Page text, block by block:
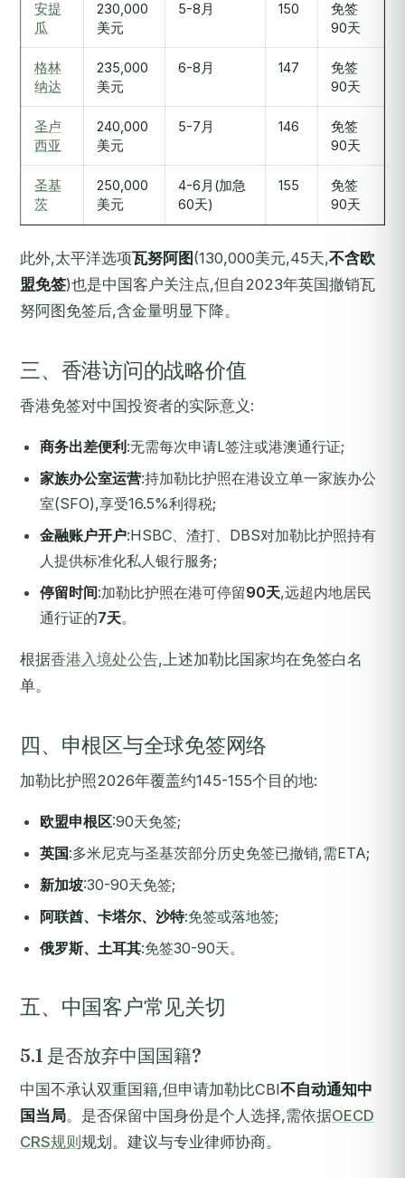
安提
瓜
230,000
美元
5-8月 150
免签
90天
格林
纳达
235,000
美元
6-8月 147
免签
90天
圣卢
西亚
240,000
美元
5-7月 146
免签
90天
圣基
茨
250,000
美元
4-6月(加急
60天)
155
免签
90天
此外,太平洋选项瓦努阿图 (130,000美元,45天,不含欧
盟免签)也是中国客户关注点,但自2023年英国撤销瓦
努阿图免签后,含金量明显下降。
三、香港访问的战略价值
香港免签对中国投资者的实际意义:
商务出差便利 :无需每次申请L签注或港澳通行证;
家族办公室运营:持加勒比护照在港设立单一家族办公
室(SFO),享受16.5%利得税;
金融账户开户:HSBC、渣打、DBS对加勒比护照持有
人提供标准化私人银行服务;
停留时间:加勒比护照在港可停留90天,远超内地居民
通行证的7天。
根据香港入境处公告,上述加勒比国家均在免签白名
单。
四、申根区与全球免签网络
加勒比护照2026年覆盖约145-155个目的地:
欧盟申根区:90天免签;
英国:多米尼克与圣基茨部分历史免签已撤销,需ETA;
新加坡:30-90天免签;
阿联酋、卡塔尔、沙特:免签或落地签;
俄罗斯、土耳其:免签30-90天。
五、中国客户常见关切
5.1 是否放弃中国国籍?
中国不承认双重国籍,但申请加勒比CBI不自动通知中
国当局。是否保留中国身份是个人选择,需依据OECD
CRS规则 规划。建议与专业律师协商。